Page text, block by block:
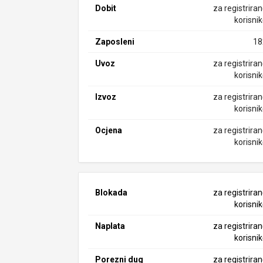
Dobit
za
Zaposleni
Uvoz
za
Izvoz
za
Ocjena
za
Blokada
za
Naplata
za
Porezni dug
za